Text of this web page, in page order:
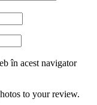
în acest navigator
to your review.